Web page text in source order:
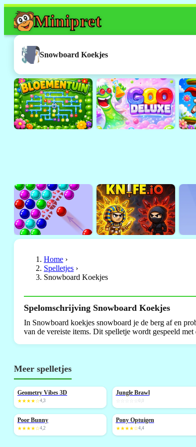
Minipret
Dit spel
Snowboard Koekjes
Home ›
Spelletjes ›
Snowboard Koekjes
Spelomschrijving Snowboard Koekjes
In Snowboard koekjes snowboard je de berg af en
van de vereiste items. Dit spelletje wordt gespeeld
Meer spelletjes
NIEUW
Geometry Vibes 3D
★★★★☆4,3
NIEUW
Jungle Brawl
0,0
NIEUW
Poor Bunny
★★★★☆4,2
Pony Optuigen
★★★★☆4,4